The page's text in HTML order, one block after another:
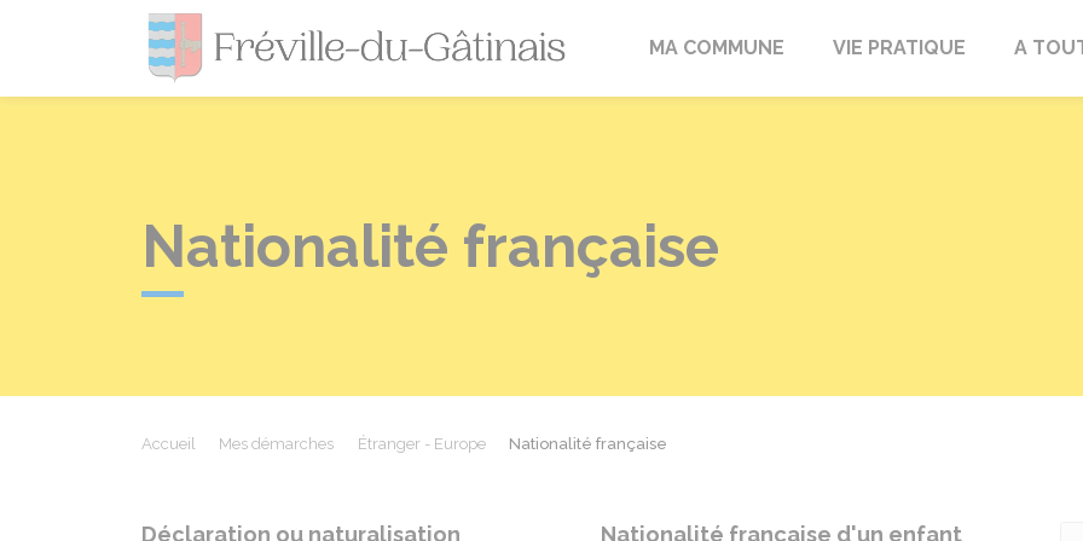
Fréville-du-Gâtinais
MA COMMUNE VIE PRATIQUE A
Nationalité française
Accueil Mes démarches Étranger - Europe Nationalité française
Déclaration ou naturalisation Nationalité française d'un enfant